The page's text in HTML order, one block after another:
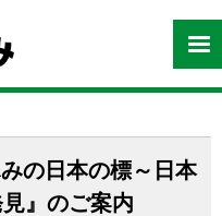
の日本の標～日本
』のご案内